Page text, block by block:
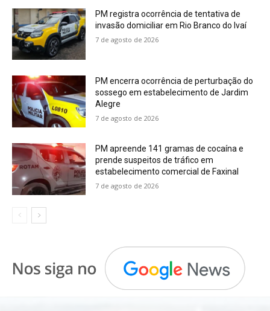
PM registra ocorrência de tentativa de
invasão domiciliar em Rio Branco do Ivaí
7 de agosto de 2026
PM encerra ocorrência de perturbação do
sossego em estabelecimento de Jardim
Alegre
7 de agosto de 2026
PM apreende 141 gramas de cocaína e
prende suspeitos de tráfico em
estabelecimento comercial de Faxinal
7 de agosto de 2026